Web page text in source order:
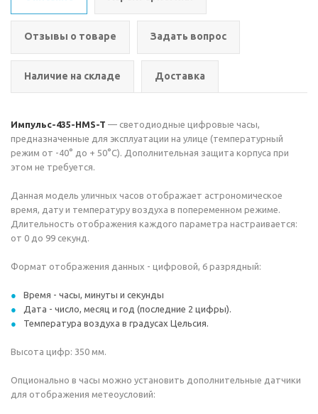
Отзывы о товаре Задать вопрос
Наличие на складе Доставка
Импульс-435-HMS-T — светодиодные цифровые часы,
предназначенные для эксплуатации на улице (температурный
режим от -40° до + 50°С). Дополнительная защита корпуса при
этом не требуется.
Данная модель уличных часов отображает астрономическое
время, дату и температуру воздуха в попеременном режиме.
Длительность отображения каждого параметра настраивается:
от 0 до 99 секунд.
Формат отображения данных - цифровой, 6 разрядный:
Время - часы, минуты и секунды
Дата - число, месяц и год (последние 2 цифры).
Температура воздуха в градусах Цельсия.
Высота цифр: 350 мм.
Опционально в часы можно установить дополнительные датчики
для отображения метеоусловий: